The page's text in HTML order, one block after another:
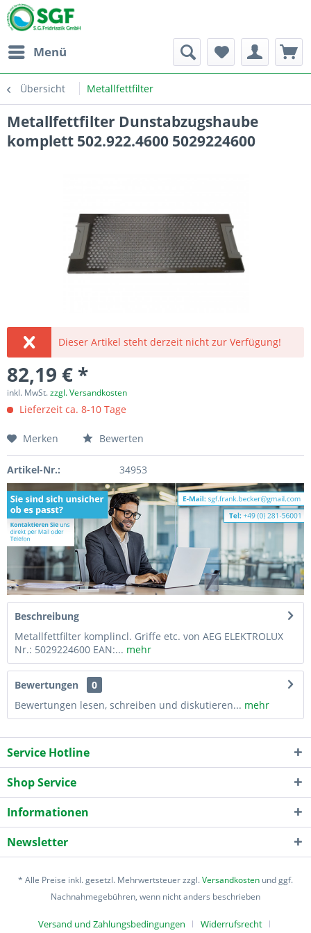
Menü
Übersicht Metallfettfilter
Metallfettfilter Dunstabzugshaube
komplett 502.922.4600 5029224600
Dieser Artikel steht derzeit nicht zur Verfügung!
82,19 € *
inkl. MwSt.zzgl. Versandkosten
Lieferzeit ca. 8-10 Tage
Merken Bewerten
Artikel-Nr.: 34953
Beschreibung
Metallfettfilter komplincl. Griffe etc. von AEG ELEKTROLUX
Nr.: 5029224600 EAN:... mehr
Bewertungen
0
Bewertungen lesen, schreiben und diskutieren... mehr
Service Hotline
Shop Service
Informationen
Newsletter
* Alle Preise inkl. gesetzl. Mehrwertsteuer zzgl.Versandkosten und ggf.
Nachnahmegebühren, wenn nicht anders beschrieben
Versand und Zahlungsbedingungen Widerrufsrecht